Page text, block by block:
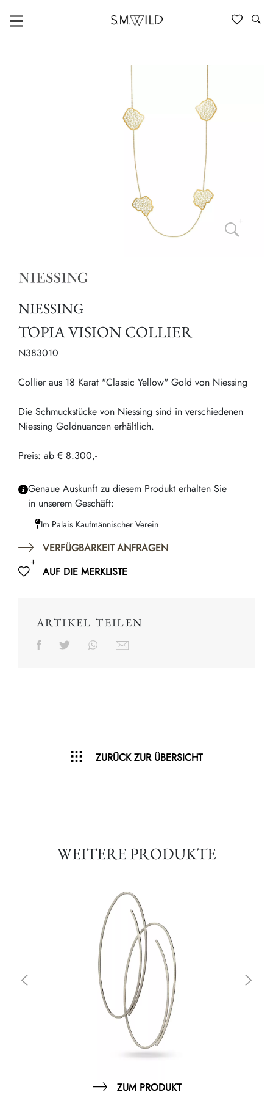
NIESSING
TOPIA VISION COLLIER
N383010
Collier aus 18 Karat "Classic Yellow" Gold von Niessing
Die Schmuckstücke von Niessing sind in verschiedenen
Niessing Goldnuancen erhältlich.
Preis: ab € 8.300,-
Genaue Auskunft zu diesem Produkt erhalten Sie
in unserem Geschäft:
Im Palais Kaufmännischer Verein
VERFÜGBARKEIT ANFRAGEN
AUF DIE MERKLISTE
ARTIKEL TEILEN
ZURÜCK ZUR ÜBERSICHT
WEITERE PRODUKTE
ZUM PRODUKT